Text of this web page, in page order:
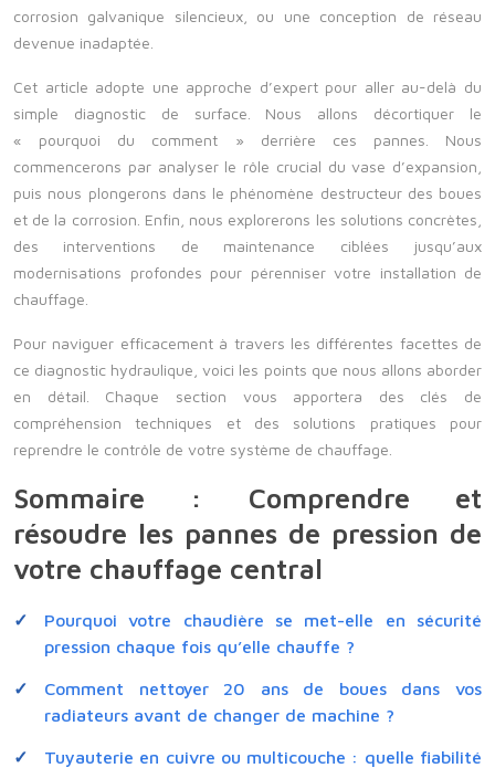
corrosion galvanique silencieux, ou une conception de réseau
devenue inadaptée.
Cet article adopte une approche d’expert pour aller au-delà du
simple diagnostic de surface. Nous allons décortiquer le
« pourquoi du comment » derrière ces pannes. Nous
commencerons par analyser le rôle crucial du vase d’expansion,
puis nous plongerons dans le phénomène destructeur des boues
et de la corrosion. Enfin, nous explorerons les solutions concrètes,
des interventions de maintenance ciblées jusqu’aux
modernisations profondes pour pérenniser votre installation de
chauffage.
Pour naviguer efficacement à travers les différentes facettes de
ce diagnostic hydraulique, voici les points que nous allons aborder
en détail. Chaque section vous apportera des clés de
compréhension techniques et des solutions pratiques pour
reprendre le contrôle de votre système de chauffage.
Sommaire : Comprendre et
résoudre les pannes de pression de
votre chauffage central
Pourquoi votre chaudière se met-elle en sécurité
pression chaque fois qu’elle chauffe ?
Comment nettoyer 20 ans de boues dans vos
radiateurs avant de changer de machine ?
Tuyauterie en cuivre ou multicouche : quelle fiabilité